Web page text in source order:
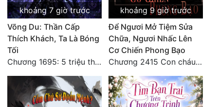
khoảng 7 giờ trước
Võng Du: Thần Cấp
Thích Khách, Ta Là Bóng
Tối
Chương 1695: 5 triệu thế giới bản gốc, cũng không thể giết chết ta!
khoảng 9 giờ trước
Để Ngươi Mở Tiệm Sửa
Chữa, Ngươi Nhấc Lên
Cơ Chiến Phong Bạo
Chương 2415 Con cháu bất hiếu!! Mời cùng lên đường!!